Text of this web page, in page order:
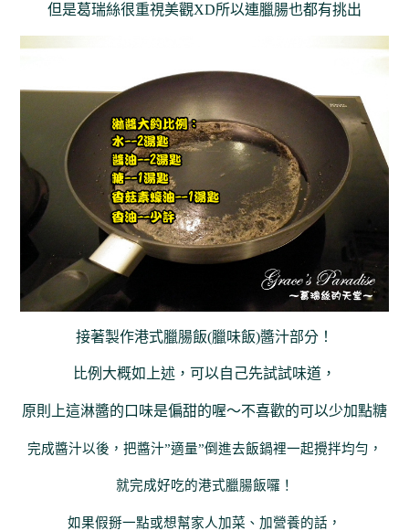
但是葛瑞絲很重視美觀XD所以連臘腸也都有挑出
接著製作港式臘腸飯(臘味飯)醬汁部分！
比例大概如上述，可以自己先試試味道，
原則上這淋醬的口味是偏甜的喔～不喜歡的可以少加點糖
完成醬汁以後，把醬汁”適量”倒進去飯鍋裡一起攪拌均勻，
就完成好吃的港式臘腸飯囉！
如果假掰一點或想幫家人加菜、加營養的話，